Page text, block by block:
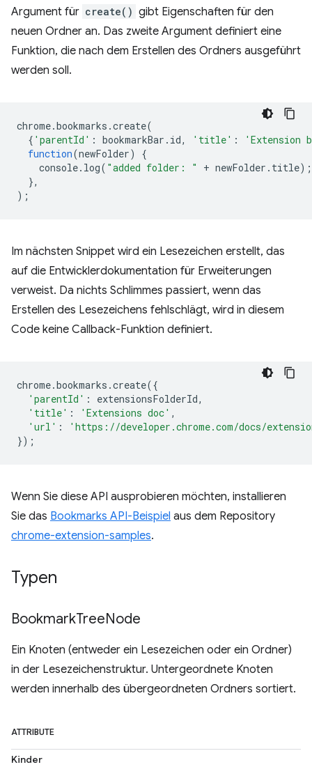
Argument für create() gibt Eigenschaften für den
neuen Ordner an. Das zweite Argument definiert eine
Funktion, die nach dem Erstellen des Ordners ausgeführt
werden soll.
chrome.bookmarks .create(
{ 'parentId' : bookmarkBar . id, 'title' :
'Extension
function(newFolder)
{
console. log( "added folder: " + newFolder . title);
},
);
Im nächsten Snippet wird ein Lesezeichen erstellt, das
auf die Entwicklerdokumentation für Erweiterungen
verweist. Da nichts Schlimmes passiert, wenn das
Erstellen des Lesezeichens fehlschlägt, wird in diesem
Code keine Callback-Funktion definiert.
chrome.bookmarks .create({
'parentId' : extensionsFolderId,
'title' : 'Extensions doc' ,
'url' :
'https://developer.chrome.com/docs/
});
Wenn Sie diese API ausprobieren möchten, installieren
Sie das Bookmarks API-Beispiel aus dem Repository
chrome-extension-samples.
Typen
BookmarkTreeNode
Ein Knoten (entweder ein Lesezeichen oder ein Ordner)
in der Lesezeichenstruktur. Untergeordnete Knoten
werden innerhalb des übergeordneten Ordners sortiert.
ATTRIBUTE
Kinder